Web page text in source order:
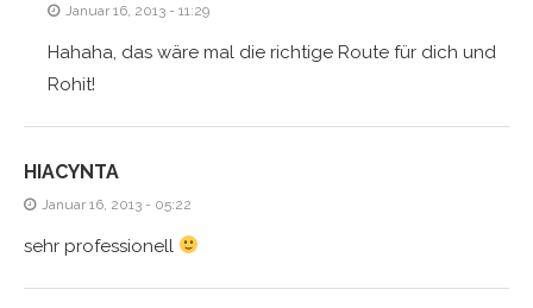
Januar 16, 2013 - 11:29
Hahaha, das wäre mal die richtige Route für dich und
Rohit!
HIACYNTA
Januar 16, 2013 - 05:22
sehr professionell